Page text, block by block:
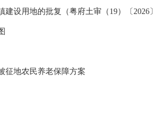
建设用地的批复（粤府土审（19）〔2026〕
征地农民养老保障方案